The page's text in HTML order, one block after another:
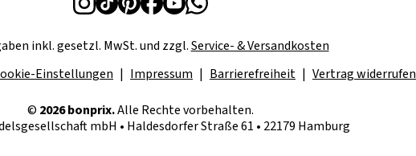
inkl. gesetzl. MwSt. und zzgl.Service- & Versandkosten
Einstellungen Impressum Barrierefreiheit Vertrag widerrufen
© 2026 bonprix.Alle Rechte vorbehalten.
mbH • Haldesdorfer Straße 61 • 22179 Hamburg